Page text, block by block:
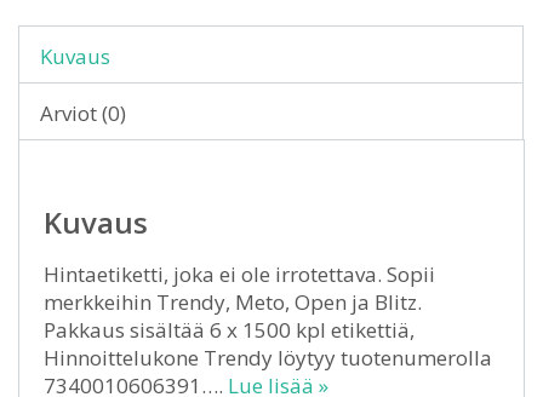
Kuvaus
Arviot (0)
Kuvaus
Hintaetiketti, joka ei ole irrotettava. Sopii
merkkeihin Trendy, Meto, Open ja Blitz.
Pakkaus sisältää 6 x 1500 kpl etikettiä,
Hinnoittelukone Trendy löytyy tuotenumerolla
7340010606391…. Lue lisää »